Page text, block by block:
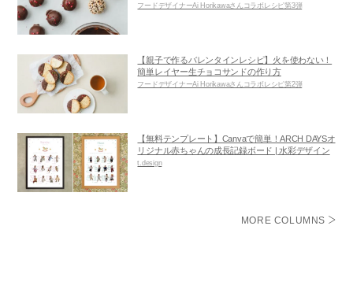
フードデザイナーAi Horikawaさんコラボレシピ第3弾
【親子で作るバレンタインレシピ】火を使わない！
簡単レイヤー生チョコサンドの作り方
フードデザイナーAi Horikawaさんコラボレシピ第2弾
【無料テンプレート】Canvaで簡単！ARCH DAYSオ
リジナル赤ちゃんの成長記録ボード | 水彩デザイン
t.design
MORE COLUMNS